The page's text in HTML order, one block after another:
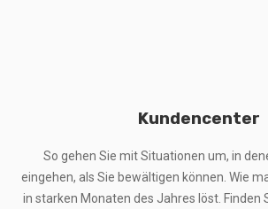
Kundencenter
So gehen Sie mit Situationen um, in
eingehen, als Sie bewältigen können. Wie
in starken Monaten des Jahres löst. Finden